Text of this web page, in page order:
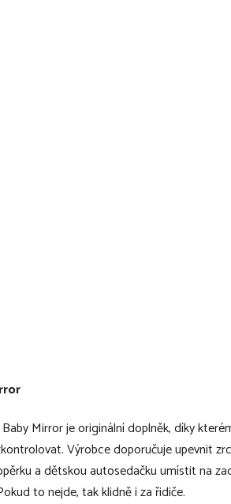
Mirror je originální doplněk, díky
Výrobce doporučuje upevnit
a dětskou autosedačku umístit na
to nejde, tak klidně i za řidiče.